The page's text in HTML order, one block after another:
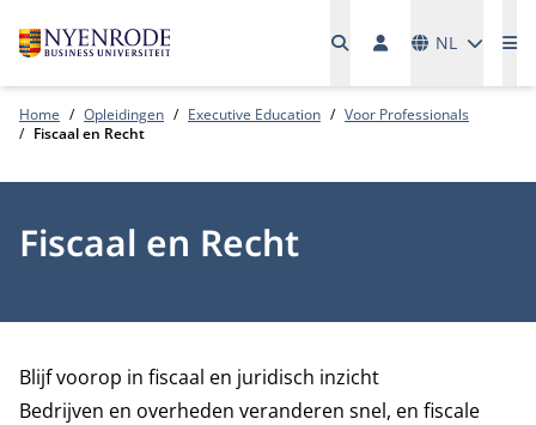
NL
Home Opleidingen Executive Education
Voor Professionals
Fiscaal en Recht
Fiscaal en Recht
Blijf voorop in fiscaal en juridisch inzicht
Bedrijven en overheden veranderen snel, en fiscale